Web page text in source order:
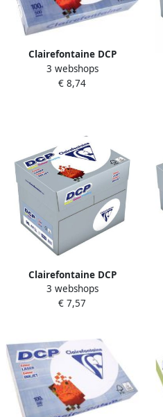
Clairefontaine DCP
presentatiepapier A4 100 g
pak van 500 vel
3 webshops
€ 8,74
Clairefontaine DCP
presentatiepapier A4 90 g
pak van 500 vel
3 webshops
€ 7,57